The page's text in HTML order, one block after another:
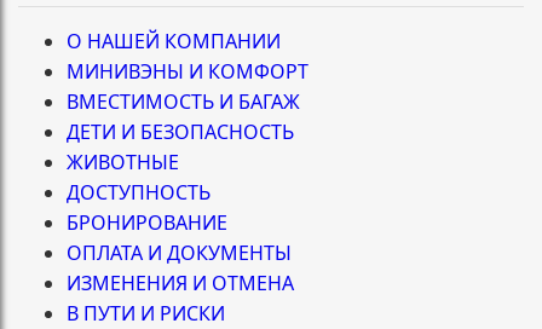
О НАШЕЙ КОМПАНИИ
МИНИВЭНЫ И КОМФОРТ
ВМЕСТИМОСТЬ И БАГАЖ
ДЕТИ И БЕЗОПАСНОСТЬ
ЖИВОТНЫЕ
ДОСТУПНОСТЬ
БРОНИРОВАНИЕ
ОПЛАТА И ДОКУМЕНТЫ
ИЗМЕНЕНИЯ И ОТМЕНА
В ПУТИ И РИСКИ